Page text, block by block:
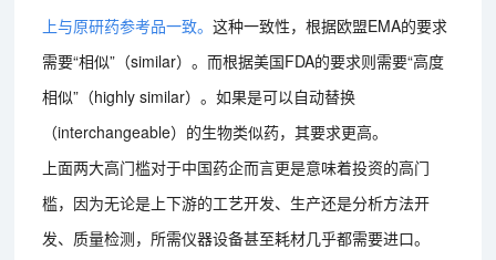
上与原研药参考品一致。这种一致性，根据欧盟EMA的要求
需要“相似”（similar）。而根据美国FDA的要求则需要“高度
相似”（highly similar）。如果是可以自动替换
（interchangeable）的生物类似药，其要求更高。
上面两大高门槛对于中国药企而言更是意味着投资的高门
槛，因为无论是上下游的工艺开发、生产还是分析方法开
发、质量检测，所需仪器设备甚至耗材几乎都需要进口。